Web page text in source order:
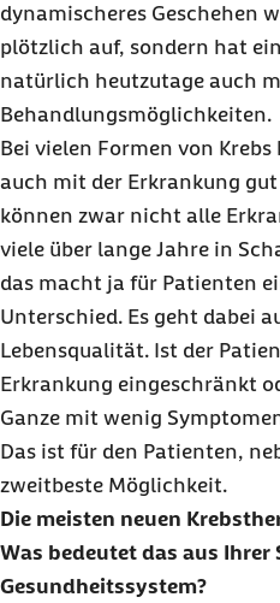
dynamischeres Geschehen
plötzlich auf, sondern hat
natürlich heutzutage auch
Behandlungsmöglichkeiten.
Bei vielen Formen von
auch mit der Erkrankung
können zwar nicht alle
viele über lange Jahre in
das macht ja für Patienten
Unterschied. Es geht dabei
Lebensqualität. Ist der
Erkrankung eingeschränkt
Ganze mit wenig
Das ist für den Patienten,
zweitbeste Möglichkeit.
Die meisten neuen
Was bedeutet das aus Ihrer
Gesundheitssystem?